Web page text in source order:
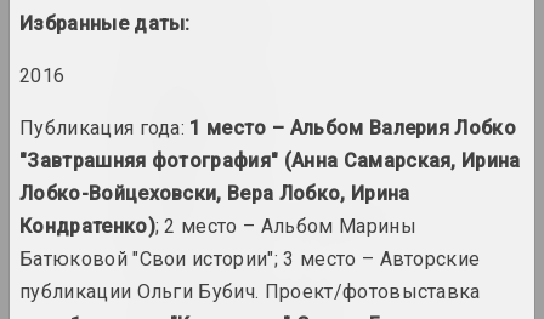
художник
Виктор Альшевский
художник, преподаватель, куратор
Глеб Аманкулов
Избранные даты:
2016
Публикация года: 1 место – Альбом Валерия Лобко
"Завтрашняя фотография" (Анна Самарская, Ирина
Лобко-Войцеховски, Вера Лобко, Ирина
Кондратенко); 2 место – Альбом Марины
Батюковой "Свои истории"; 3 место – Авторские
публикации Ольги Бубич. Проект/фотовыставка